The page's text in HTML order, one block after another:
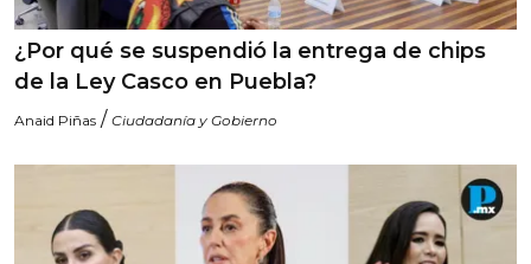
¿Por qué se suspendió la entrega de chips
de la Ley Casco en Puebla?
Anaid Piñas / Ciudadanía y Gobierno